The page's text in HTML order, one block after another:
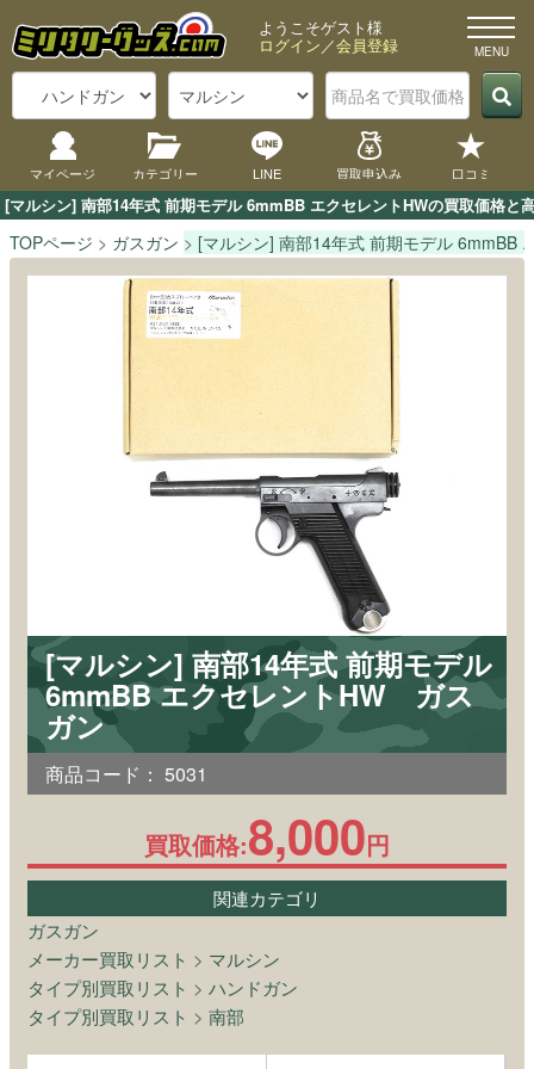
[マルシン] 南部14年式 前期モデル 6mmBB エクセレントHWの買取価格
ようこそゲスト様
ログイン／会員登録
マイページ カテゴリー LINE 買取申込み 口コミ
TOPページ ガスガン [マルシン] 南部14年式 前期モデル 6mmBB
[マルシン] 南部14年式 前期モデル
6mmBB エクセレントHW ガス
ガン
商品コード： 5031
買取価格:8,000円
関連カテゴリ
ガスガン
メーカー買取リスト > マルシン
タイプ別買取リスト > ハンドガン
タイプ別買取リスト > 南部